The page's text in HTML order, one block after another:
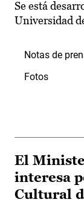
Se está
Universidad
Notas de
Fotos
El
interesa
Cultural